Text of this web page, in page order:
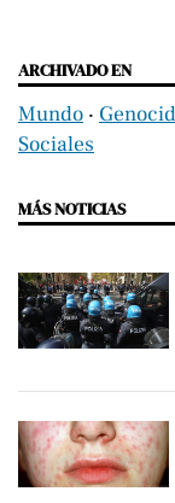
ARCHIVADO EN
Mundo ‧
Sociales
MÁS NOTICIAS